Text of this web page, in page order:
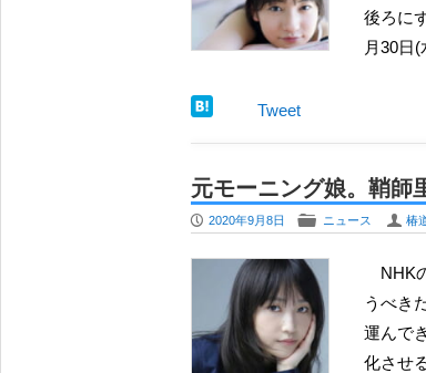
後ろに
月30日
Tweet
元モーニング娘。鞘師
P 2020年9月8日 F ニュース U 椿
NHKの朝ドラに出たいとの積極的な姿勢を示したのは、さすがの大器とい
うべき
運んで
化させ